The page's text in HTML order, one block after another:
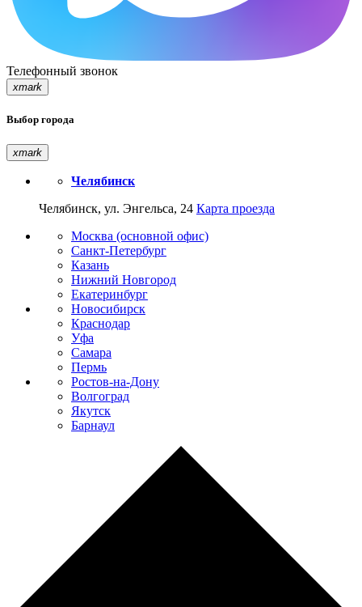
Телефонный звонок
xmark
Выбор города
xmark
Челябинск
Челябинск, ул. Энгельса, 24 Карта проезда
Москва (основной офис)
Санкт-Петербург
Казань
Нижний Новгород
Екатеринбург
Новосибирск
Краснодар
Уфа
Самара
Пермь
Ростов-на-Дону
Волгоград
Якутск
Барнаул